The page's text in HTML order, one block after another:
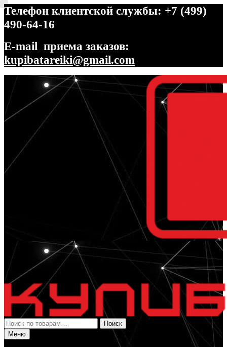
Телефон клиентской службы: +7 (499)
490-64-16
E-mail приема заказов:
kupibatareiki@gmail.com
Перейти
навигации
Перейти
содержимому
Искать:
Поиск
Меню